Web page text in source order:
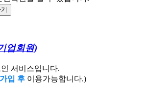
업회원)
서비스입니다.
입 후 이용가능합니다.)